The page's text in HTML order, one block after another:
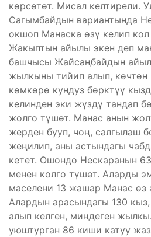
көрсөтөт. Мисал келтирели.
Сагымбайдын вариантында
окшоп Манаска өзү келип кол
Жакыптын айылы экен деп
башчысы Жайсаңбайдын
жылкыны тийип алып, көчтөн
көмкөрө кундуз бөрктүү
келинден эки жүздү тандап
жолго түшөт. Манас анын
жерден бууп, чоң, салгылаш
жеңилип, аны астындагы
кетет. Ошондо Нескаранын
менен колго түшөт. Аларды
маселени 13 жашар Манас өз
Алардын арасындагы 130
алып келген, миңдеген
уюштурган 86 киши катуу